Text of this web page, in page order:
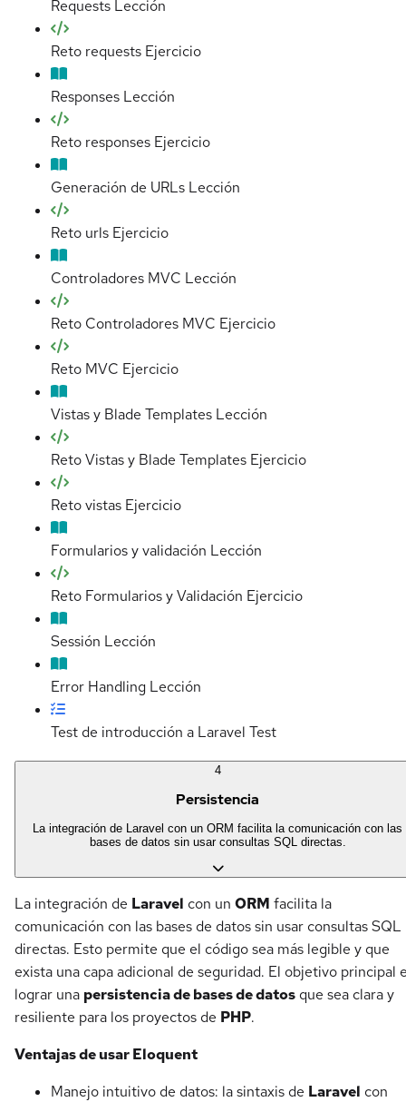
Requests Lección
Reto requests Ejercicio
Responses Lección
Reto responses Ejercicio
Generación de URLs Lección
Reto urls Ejercicio
Controladores MVC Lección
Reto Controladores MVC Ejercicio
Reto MVC Ejercicio
Vistas y Blade Templates Lección
Reto Vistas y Blade Templates Ejercicio
Reto vistas Ejercicio
Formularios y validación Lección
Reto Formularios y Validación Ejercicio
Sessión Lección
Error Handling Lección
Test de introducción a Laravel Test
4
Persistencia
La integración de Laravel con un ORM facilita la comunicación con las
bases de datos sin usar consultas SQL directas.
La integración de Laravel con un ORM facilita la
comunicación con las bases de datos sin usar consultas SQL
directas. Esto permite que el código sea más legible y que
exista una capa adicional de seguridad. El objetivo principal
lograr una persistencia de bases de datos que sea clara y
resiliente para los proyectos de PHP.
Ventajas de usar Eloquent
Manejo intuitivo de datos: la sintaxis de Laravel con